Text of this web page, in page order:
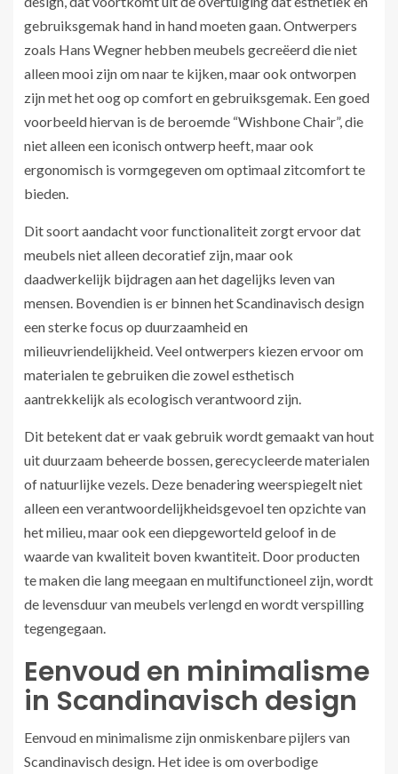
gebruiksgemak hand in hand moeten gaan. Ontwerpers
zoals Hans Wegner hebben meubels gecreëerd die niet
alleen mooi zijn om naar te kijken, maar ook ontworpen
zijn met het oog op comfort en gebruiksgemak. Een goed
voorbeeld hiervan is de beroemde “Wishbone Chair”, die
niet alleen een iconisch ontwerp heeft, maar ook
ergonomisch is vormgegeven om optimaal zitcomfort te
bieden.
Dit soort aandacht voor functionaliteit zorgt ervoor dat
meubels niet alleen decoratief zijn, maar ook
daadwerkelijk bijdragen aan het dagelijks leven van
mensen. Bovendien is er binnen het Scandinavisch design
een sterke focus op duurzaamheid en
milieuvriendelijkheid. Veel ontwerpers kiezen ervoor om
materialen te gebruiken die zowel esthetisch
aantrekkelijk als ecologisch verantwoord zijn.
Dit betekent dat er vaak gebruik wordt gemaakt van hout
uit duurzaam beheerde bossen, gerecycleerde materialen
of natuurlijke vezels. Deze benadering weerspiegelt niet
alleen een verantwoordelijkheidsgevoel ten opzichte van
het milieu, maar ook een diepgeworteld geloof in de
waarde van kwaliteit boven kwantiteit. Door producten
te maken die lang meegaan en multifunctioneel zijn, wordt
de levensduur van meubels verlengd en wordt verspilling
tegengegaan.
Eenvoud en minimalisme
in Scandinavisch design
Eenvoud en minimalisme zijn onmiskenbare pijlers van
Scandinavisch design. Het idee is om overbodige